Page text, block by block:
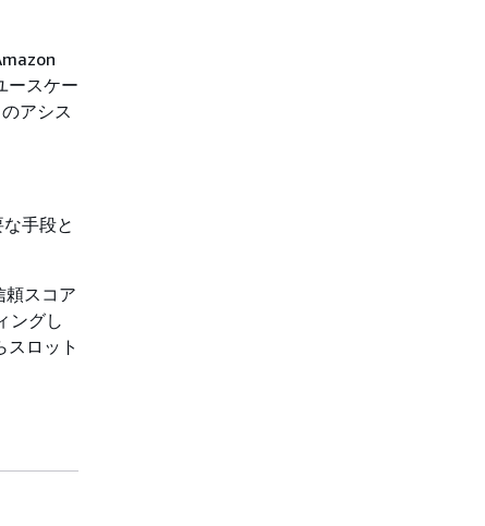
ースケー
アシス
手段と
頼スコア
ングし
スロット